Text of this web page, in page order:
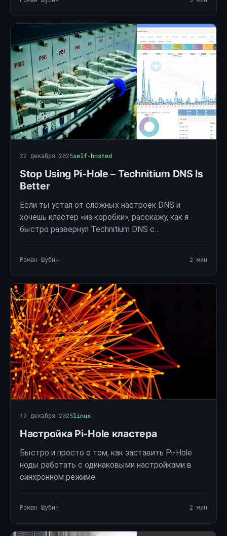
22 декабря 2025self-hosted
Stop Using Pi-Hole – Technitium DNS Is
Better
Если ты устал от сложных настроек DNS и
хочешь кластер «из коробки», расскажу, как я
быстро развернул Technitium DNS с
Роман Шубин 2 мин
19 декабря 2025linux
Настройка Pi-Hole кластера
Быстро и просто о том, как заставить Pi-Hole
ноды работать с одинаковыми настройками в
синхронном режиме.
Роман Шубин 2 мин